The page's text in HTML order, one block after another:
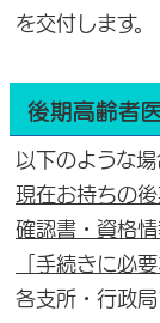
を交付します。
後期高齢者
以下のような場
現在お持ちの
確認書・資格
「手続きに必
各支所・行政局